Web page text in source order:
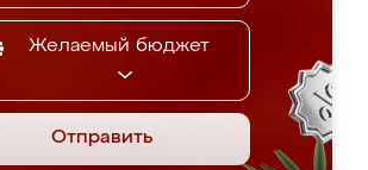
Желаемый бюджет
Отправить